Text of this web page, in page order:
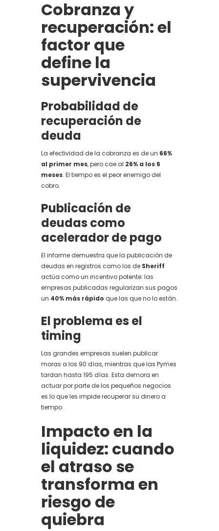
Cobranza y
recuperación: el
factor que
define la
supervivencia
Probabilidad de
recuperación de
deuda
La efectividad de la cobranza es de un 66%
al primer mes, pero cae al 26% a los 6
meses. El tiempo es el peor enemigo del
cobro.
Publicación de
deudas como
acelerador de pago
El informe demuestra que la publicación de
deudas en registros como los de Sheriff
actúa como un incentivo potente: las
empresas publicadas regularizan sus pagos
un 40% más rápido que las que no lo están.
El problema es el
timing
Las grandes empresas suelen publicar
moras a los 90 días, mientras que las Pymes
tardan hasta 195 días. Esta demora en
actuar por parte de los pequeños negocios
es lo que les impide recuperar su dinero a
tiempo.
Impacto en la
liquidez: cuando
el atraso se
transforma en
riesgo de
quiebra